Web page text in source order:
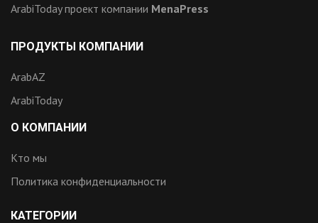
ArabiToday проект компании MenaPress
ПРОДУКТЫ КОМПАНИИ
ArabAZ
ArabiToday
О КОМПАНИИ
Кто мы
Политика конфиденциальности
КАТЕГОРИИ